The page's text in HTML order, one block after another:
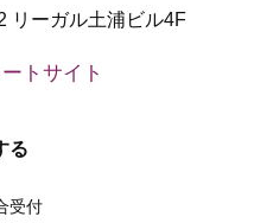
リーガル土浦ビル4F
トサイト
る
受付